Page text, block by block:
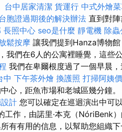
台中居家清潔 貨運行 中式外燴
胞證過期後的解決辦法 直到對
長照中心 seo是什麼 靜電機 除蟲
鬆按摩 讓我們提到Hanza博物
們在6人的公寓裡睡覺，這些
我們在卑爾根度過了一個早晨，
中 下午茶外燴 換護照 打掃阿姨
心，距魚市場和老城區幾分鐘。
計 您可以確定在巡迴演出中可
工作，由諾里·本克（NóriBenk
有有用的信息，以幫助您組織